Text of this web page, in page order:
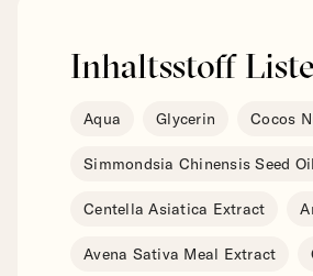
Inhaltsstoff Liste
Aqua Glycerin Cocos
Simmondsia Chinensis Seed Oil
Centella Asiatica Extract
Avena Sativa Meal Extract